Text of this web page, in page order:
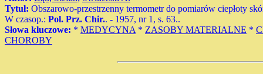
Tytuł: Obszarowo-przestrzenny termometr do pomiarów ciepłoty
W czasop.: Pol. Prz. Chir.. - 1957, nr 1, s. 63..
Słowa kluczowe: * MEDYCYNA * ZASOBY MATERIALNE *
CHOROBY